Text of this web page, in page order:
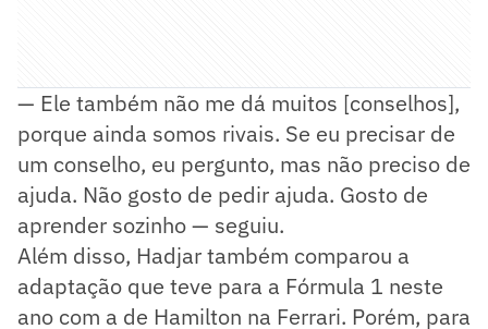
— Ele também não me dá muitos [conselhos],
porque ainda somos rivais. Se eu precisar de
um conselho, eu pergunto, mas não preciso de
ajuda. Não gosto de pedir ajuda. Gosto de
aprender sozinho — seguiu.
Além disso, Hadjar também comparou a
adaptação que teve para a Fórmula 1 neste
ano com a de Hamilton na Ferrari. Porém, para